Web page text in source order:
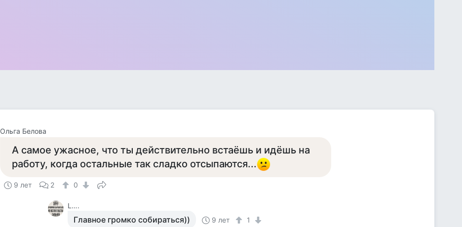
Ольга Белова
А самое ужасное, что ты действительно встаёшь и идёшь на
работу, когда остальные так сладко отсыпаются...
9 лет 2 0
L….
Главное громко собираться)) 9 лет 1